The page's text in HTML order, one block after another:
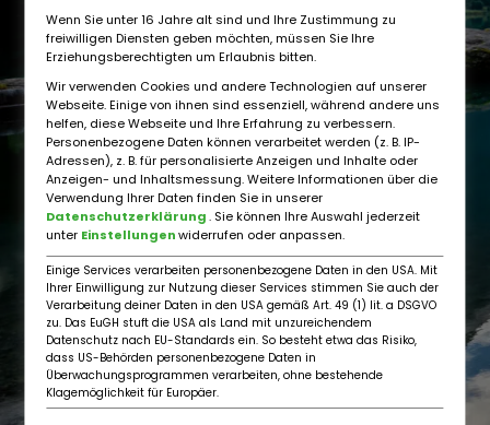
Wenn Sie unter 16 Jahre alt sind und Ihre Zustimmung zu
freiwilligen Diensten geben möchten, müssen Sie Ihre
Erziehungsberechtigten um Erlaubnis bitten.
Wir verwenden Cookies und andere Technologien auf unserer
Webseite. Einige von ihnen sind essenziell, während andere uns
helfen, diese Webseite und Ihre Erfahrung zu verbessern.
Personenbezogene Daten können verarbeitet werden (z. B. IP-
Adressen), z. B. für personalisierte Anzeigen und Inhalte oder
Anzeigen- und Inhaltsmessung. Weitere Informationen über die
Verwendung Ihrer Daten finden Sie in unserer
Datenschutzerklärung. Sie können Ihre Auswahl jederzeit
unter Einstellungenwiderrufen oder anpassen.
Einige Services verarbeiten personenbezogene Daten in den USA. Mit
Ihrer Einwilligung zur Nutzung dieser Services stimmen Sie auch der
Verarbeitung deiner Daten in den USA gemäß Art. 49 (1) lit. a DSGVO
zu. Das EuGH stuft die USA als Land mit unzureichendem
Datenschutz nach EU-Standards ein. So besteht etwa das Risiko,
dass US-Behörden personenbezogene Daten in
Überwachungsprogrammen verarbeiten, ohne bestehende
Klagemöglichkeit für Europäer.